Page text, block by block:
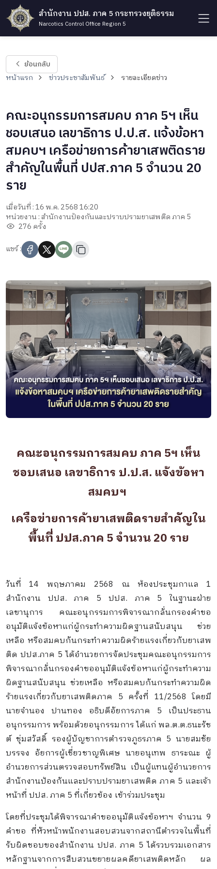
สำนักงาน ปปส. ภาค 5 กระทรวงยุติธรรม
Narcotics Control Office Region 5
ย้อนกลับ
หน้าแรก ข่าวประชาสัมพันธ์ รายละเอียดข่าว
คณะอนุกรรมการสมคบ ภาค 5ฯ เห็น
ชอบเสนอ เลขาธิการ ป.ป.ส. แจ้งข้อหา
สมคบฯ เครือข่ายการค้ายาเสพติดราย
สำคัญในพื้นที่ ปปส.ภาค 5 จำนวน 20
ราย
เมื่อวันที่ : 16 พ.ค. 2568 16:20
หน่วยงาน : สำนักงานป้องกันและปราบปรามยาเสพติด ภาค 5
276 ครั้ง
แชร์ :
คณะอนุกรรมการสมคบ ภาค 5ฯ เห็น
ชอบเสนอ เลขาธิการ ป.ป.ส. แจ้งข้อหา
สมคบฯ
เครือข่ายการค้ายาเสพติดรายสำคัญใน
พื้นที่ ปปส.ภาค 5 จำนวน 20 ราย
วันที่ 14 พฤษภาคม 2568 ณ ห้องประชุมกาแล 1
สำนักงาน ปปส. ภาค 5 ปปส. ภาค 5 ในฐานะฝ่าย
เลขานุการ คณะอนุกรรมการพิจารณากลั่นกรองคำขอ
อนุมัติแจ้งข้อหาแก่ผู้กระทำความผิดฐานสนับสนุน ช่วย
เหลือ หรือสมคบกันกระทำความผิดร้ายแรงเกี่ยวกับยาเสพ
ติด ปปส.ภาค 5 ได้อำนวยการจัดประชุมคณะอนุกรรมการ
พิจารณากลั่นกรองคำขออนุมัติแจ้งข้อหาแก่ผู้กระทำความ
ผิดฐานสนับสนุน ช่วยเหลือ หรือสมคบกันกระทำความผิด
ร้ายแรงเกี่ยวกับยาเสพติดภาค 5 ครั้งที่ 11/2568 โดยมี
นายจำนอง ปานทอง อธิบดีอัยการภาค 5 เป็นประธาน
อนุกรรมการ พร้อมด้วยอนุกรรมการ ได้แก่ พล.ต.ต.ธนะรัช
ต์ ชุ่มสวัสดิ์ รองผู้บัญชาการตำรวจภูธรภาค 5 นายสมชัย
บรรจง อัยการผู้เชี่ยวชาญพิเศษ นายอนุเทพ ธาระณะ ผู้
อำนวยการส่วนตรวจสอบทรัพย์สิน เป็นผู้แทนผู้อำนวยการ
สำนักงานป้องกันและปราบปรามยาเสพติด ภาค 5 และเจ้า
หน้าที่ ปปส. ภาค 5 ที่เกี่ยวข้อง เข้าร่วมประชุม
โดยที่ประชุมได้พิจารณาคำขออนุมัติแจ้งข้อหาฯ จำนวน 9
คำขอ ที่หัวหน้าพนักงานสอบสวนจากสถานีตำรวจในพื้นที่
รับผิดชอบของสำนักงาน ปปส. ภาค 5 ได้รวบรวมเอกสาร
หลักฐานจากการสืบสวนขยายผลคดียาเสพติดหลัก ผล